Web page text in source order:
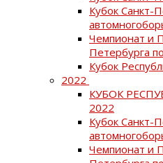
Кубок Санкт-
Чемпионат и
Петербурга
Кубок
2022
КУБОК
2022
Кубок Санкт-
Чемпионат и